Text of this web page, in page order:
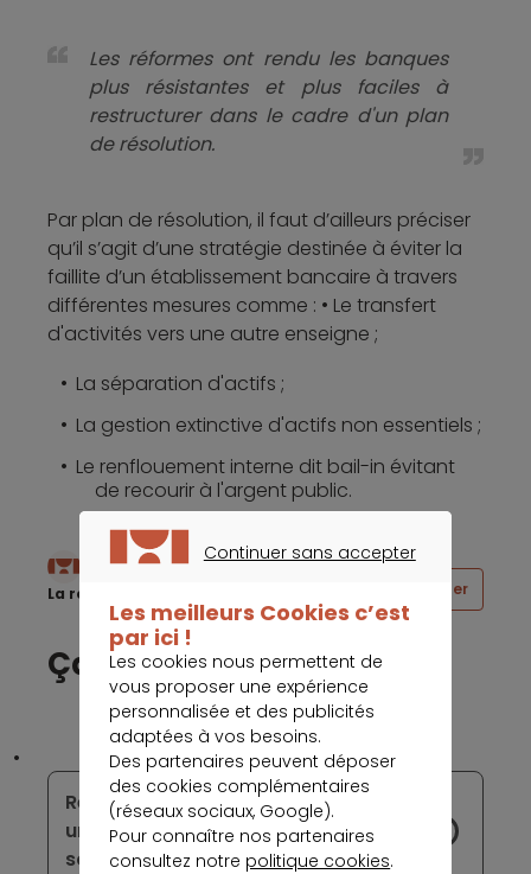
Les réformes ont rendu les banques
plus résistantes et plus faciles à
restructurer dans le cadre d'un plan
de résolution.
Par plan de résolution, il faut d’ailleurs préciser
qu’il s’agit d’une stratégie destinée à éviter la
faillite d’un établissement bancaire à travers
différentes mesures comme : • Le transfert
d'activités vers une autre enseigne ;
La séparation d'actifs ;
La gestion extinctive d'actifs non essentiels ;
Le renflouement interne dit bail-in évitant
de recourir à l'argent public.
Écrit par
La rédaction Meilleurtaux
Partager
Ça peut vous intéresser
Refinancement bancaire : la BCE sort
une nouvelle fois son chéquier pour
soutenir les banques européennes
Continuer sans accepter
Les meilleurs Cookies c’est
par ici !
Les cookies nous permettent de
vous proposer une expérience
personnalisée et des publicités
adaptées à vos besoins.
Des partenaires peuvent déposer
des cookies complémentaires
(réseaux sociaux, Google).
Pour connaître nos partenaires
consultez notre politique cookies.